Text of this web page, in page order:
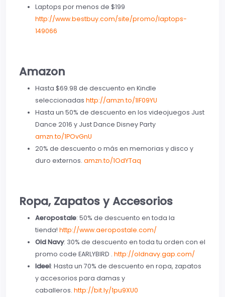
Laptops por menos de $199
http://www.bestbuy.com/site/promo/laptops-
149066
Amazon
Hasta $69.98 de descuento en Kindle
seleccionadas http://amzn.to/1lF09YU
Hasta un 50% de descuento en los videojuegos Just
Dance 2016 y Just Dance Disney Party
amzn.to/1POvGnU
20% de descuento o más en memorias y disco y
duro externos. amzn.to/1OdYTaq
Ropa, Zapatos y Accesorios
Aeropostale: 50% de descuento en toda la
tienda! http://www.aeropostale.com/
Old Navy: 30% de descuento en toda tu orden con el
promo code EARLYBIRD . http://oldnavy.gap.com/
Ideel: Hasta un 70% de descuento en ropa, zapatos
y accesorios para damas y
caballeros. http://bit.ly/1pu9XU0